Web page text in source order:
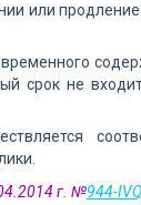
или
срок не
г. №944-